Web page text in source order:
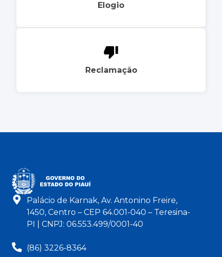
Elogio
Reclamação
Palácio de Karnak, Av. Antonino Freire,
1450, Centro – CEP 64.001-040 – Teresina-
PI | CNPJ: 06.553.499/0001-40
(86) 3226-8364